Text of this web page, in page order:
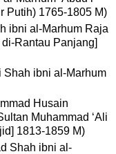
Putih) 1765-1805 M)
ibni al-Marhum Raja
Rantau Panjang]
Shah ibni al-Marhum
Husain
Muhammad ‘Ali
1813-1859 M)
Shah ibni al-